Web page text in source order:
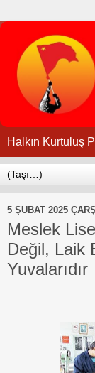
Halkın Kurtuluş
5 ŞUBAT 2025
Meslek
Değil, Laik
Yuvalarıdır